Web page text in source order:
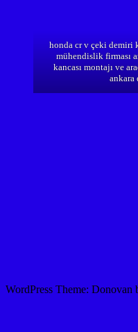
honda cr v çeki demiri
mühendislik firması
kancası montajı ve
ankara
WordPress Theme: Donovan